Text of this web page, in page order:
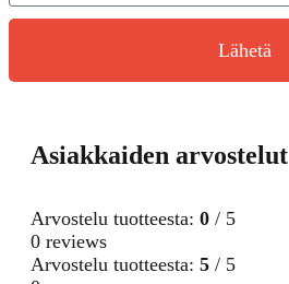
Lähetä
Asiakkaiden arvostelut
Arvostelu tuotteesta: 0 / 5
0 reviews
Arvostelu tuotteesta: 5 / 5